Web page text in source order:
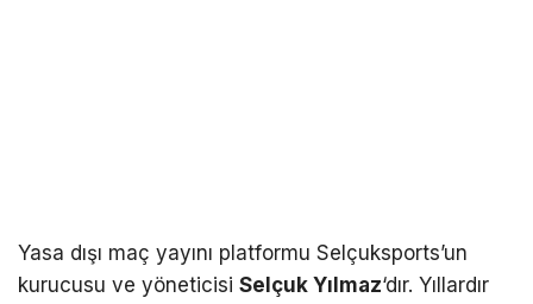
Yasa dışı maç yayını platformu Selçuksports’un
kurucusu ve yöneticisi Selçuk Yılmaz‘dır. Yıllardır